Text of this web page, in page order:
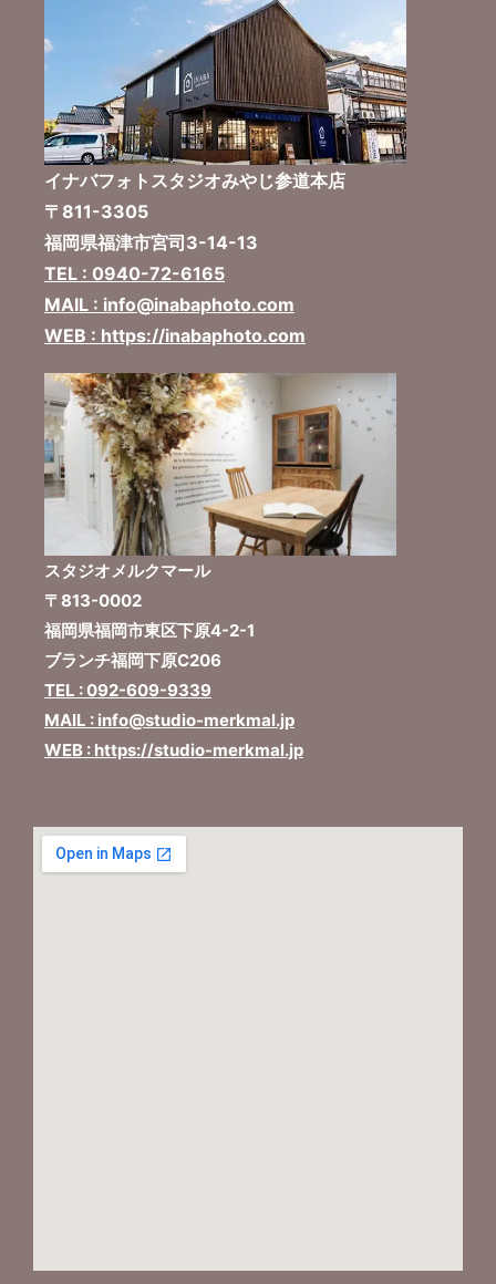
イナバフォトスタジオみやじ参道本店
〒811-3305
福岡県福津市宮司3-14-13
TEL : 0940-72-6165
MAIL : info@inabaphoto.com
WEB : https://inabaphoto.com
スタジオメルクマール
〒813-0002
福岡県福岡市東区下原4-2-1
ブランチ福岡下原C206
TEL : 092-609-9339
MAIL : info@studio-merkmal.jp
WEB : https://studio-merkmal.jp